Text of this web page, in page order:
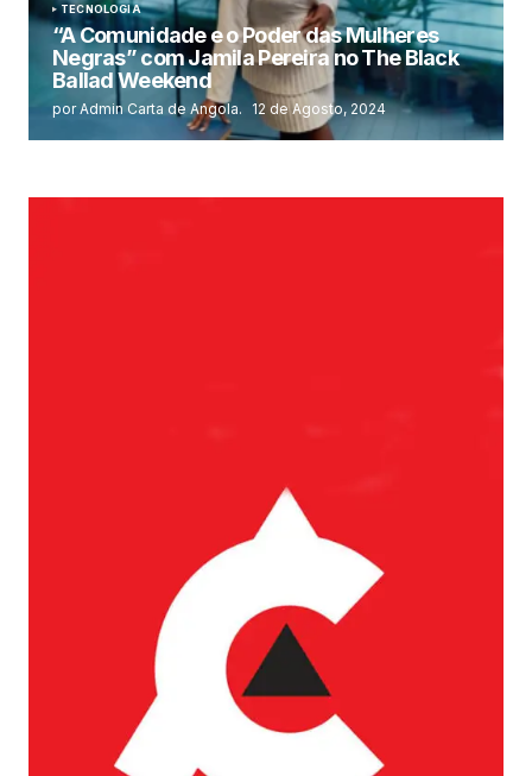
TECNOLOGIA
“A Comunidade e o Poder das Mulheres
Negras” com Jamila Pereira no The Black
Ballad Weekend
por Admin Carta de Angola. 12 de Agosto, 2024